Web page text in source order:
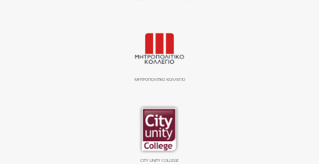
ΜΗΤΡΟΠΟΛΙΤΙΚΟ ΚΟΛΛΕΓΙΟ
CITY UNITY COLLEGE